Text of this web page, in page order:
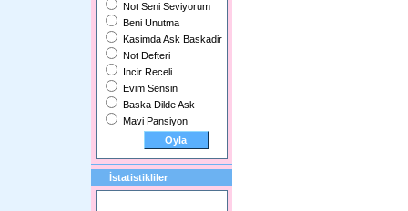
Not Seni Seviyorum
Beni Unutma
Kasimda Ask Baskadir
Not Defteri
Incir Receli
Evim Sensin
Baska Dilde Ask
Mavi Pansiyon
İstatistikliler